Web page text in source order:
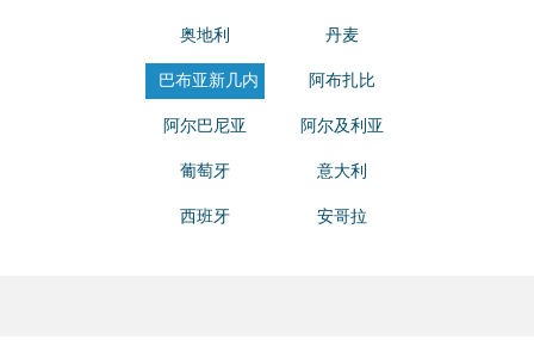
奥地利 丹麦
巴布亚新几内
亚
阿布扎比
阿尔巴尼亚 阿尔及利亚
葡萄牙 意大利
西班牙 安哥拉